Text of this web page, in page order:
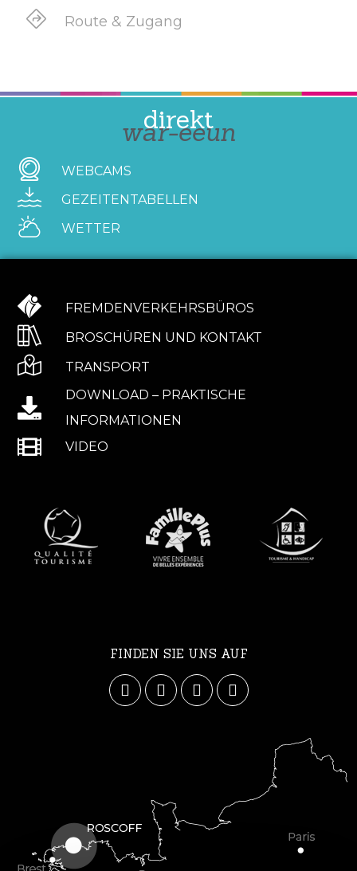
Route & Zugang
direkt
war-eeun
WEBCAMS
GEZEITENTABELLEN
WETTER
FREMDENVERKEHRSBÜROS
BROSCHÜREN UND KONTAKT
TRANSPORT
DOWNLOAD – PRAKTISCHE
INFORMATIONEN
VIDEO
FINDEN SIE UNS AUF